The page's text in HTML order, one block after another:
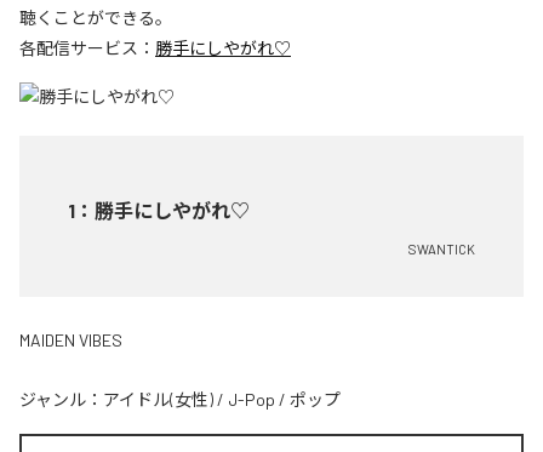
聴くことができる。
各配信サービス： 勝手にしやがれ♡
1 ： 勝手にしやがれ♡
SWANTICK
MAIDEN VIBES
ジャンル： アイドル(女性) / J-Pop / ポップ